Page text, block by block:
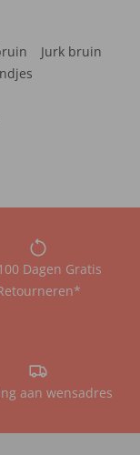
Jurk bruin
Dagen Gratis
aan wensadres